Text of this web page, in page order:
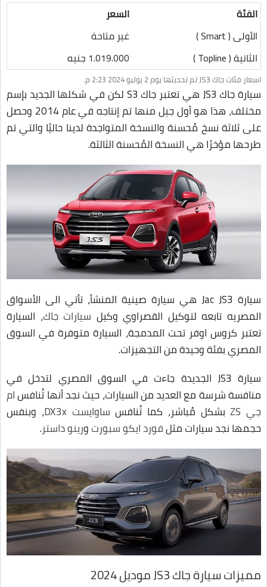
الفئة
السعر
الأولى ( Smart )
غير متاحة
الثانية ( Topline )
1.019.000 جنيه
اسعار فئات جاك JS3 تم تحديثها يوم 2 يوليو 2024 2:23 م.
سيارة جاك JS3 هي تعتبر جاك S3 لكن في شكلها الجديد بإسم
مختلف، هذا هو أول جيل منها تم إنتاجه في عام 2014 وحصل
على ثلاثة نسخ مُحسنة والنسخة المتواجدة لدينا حاليًا والتي تم
طرحها مؤخرًا هي النسخة المُحسنة الثالثة.
سيارة Jac JS3 هي سيارة صينية المنشأ، تأتي الى الأسواق
المصريه تابعه لتوكيل القصراوي وكيل سيارات جاك، السيارة
تعتبر كروس اوفر تحت المدمجة، السيارة متوفرة في السوق
المصري بفئة وحيدة من التجهيزات.
سيارة JS3 الجديدة جاءت في السوق المصري لتدخل في
منافسة شرسة مع العديد من السيارات، حيث نجد أنها تُنافسام
جي ZS
بشكل مُباشر، كما تُنافس ساوايست DX3x
، وبنفس
حجمها نجد سيارات مثلفورد ايكو سبورتورينو داستر.
مميزات سيارة جاك JS3 موديل 2024